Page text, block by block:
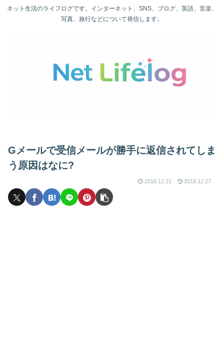
ネット生活のライフログです。インターネット、SNS、ブログ、英語、音楽、
写真、旅行などについて発信します。
Gメールで受信メールが勝手に返信されてしま
う原因はなに?
2018.12.21 2018.12.27